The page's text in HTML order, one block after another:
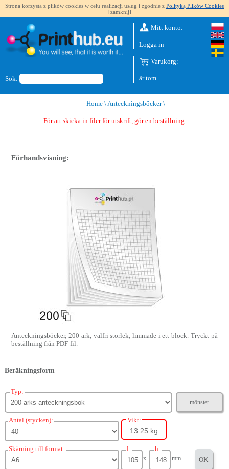
Strona korzysta z plików cookies w celu realizacji usług i zgodnie z Polityką Plików Cookies
[zamknij]
Sök:
Mitt konto:
Logga in
Varukorg:
är tom
Home \Anteckningsböcker\
För att skicka in filer för utskrift, gör en beställning.
Förhandsvisning:
Anteckningsböcker, 200 ark, valfri storlek, limmade i ett block. Tryckt på
beställning från PDF-fil.
Beräkningsform
Typ:
mönster
Antal (stycken): Vikt:
13.25 kg
Skärning till format: l:
x
h:
mm OK